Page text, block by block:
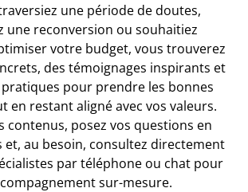
une période de doutes,
une reconversion ou souhaitiez
votre budget, vous trouverez
des témoignages inspirants et
pour prendre les bonnes
en restant aligné avec vos valeurs.
contenus, posez vos questions en
et, au besoin, consultez directement
par téléphone ou chat pour
sur-mesure.